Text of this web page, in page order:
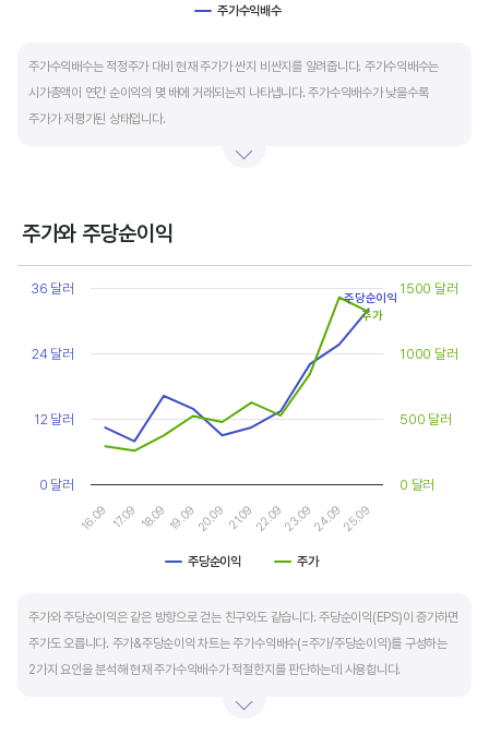
주가수익배수
주가수익배수는 적정주가 대비 현재 주가가 싼지 비싼지를 알려줍니다. 주가수익배수는
시가총액이 연간 순이익의 몇 배에 거래되는지 나타냅니다. 주가수익배수가 낮을수록
주가가 저평가된 상태입니다.
상대적으로 싸게 거래된다고 판단합니다.
순이익이 성장할때와 감소할때 주가수익배수는 다르게 평가받습니다. 순이익 성장률이
높으면 주가수익배수도 높게 평가 받습니다. 이는 순이익 성장률이 높으면 주가도 크게
상승한다는 뜻입니다.
10년 간 장기적인 주가수익배수의 움직임과 최고, 최저점을 확인한 후, 현재 시점
주가수익배수와 비교해 주가가 싼지 비싼지를 평가하는게 좋습니다. 일반적으로 장기적인
이익이 더 성장할 수 있을지 더 꼼꼼히 살피고 유의해야 합니다.
주가와 주당순이익
Chart
Line chart with 2 lines.
The chart has 1 X axis displaying categories.
The chart has 2 Y axes displaying values, and values.
주당순이익 주가
16.09 17.09 18.09 19.0920.09 21.0922.0923.0924.0925.09
0 달러
12 달러
24 달러
36 달러
0 달러
500 달러
1000 달러
1500 달러
주당순이익
주가
주가와 주당순이익은 같은 방향으로 걷는 친구와도 같습니다. 주당순이익(EPS)이 증가하면
주가도 오릅니다. 주가&주당순이익 차트는 주가수익배수(=주가/주당순이익)를 구성하는
2가지 요인을 분석해 현재 주가수익배수가 적절한지를 판단하는데 사용합니다.